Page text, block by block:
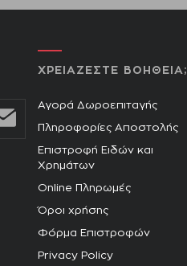
ΧΡΕΙΑΖΕΣΤΕ ΒΟΗΘΕΙΑ;
Αγορά Δωροεπιταγής
Πληροφορίες Αποστολής
Επιστροφή Ειδών και
Χρημάτων
Online Πληρωμές
Όροι χρήσης
Φόρμα Επιστροφών
Privacy Policy